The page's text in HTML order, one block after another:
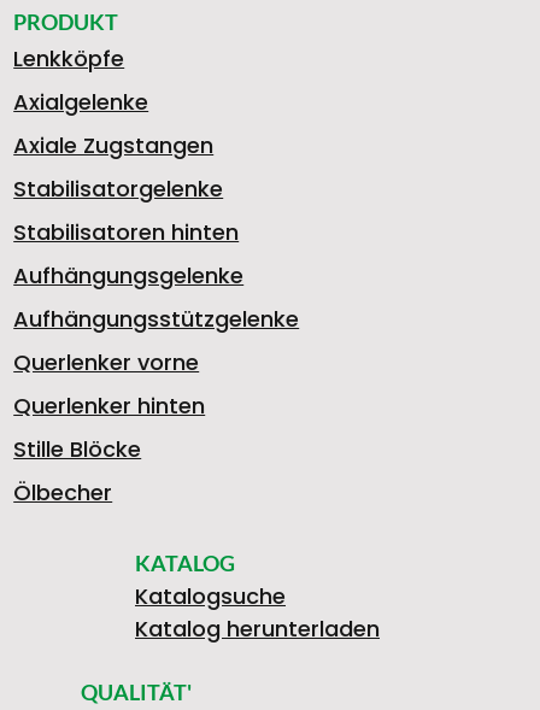
3
9
3
8
PRODUKT
Lenkköpfe
Axialgelenke
Axiale Zugstangen
Stabilisatorgelenke
Stabilisatoren hinten
Aufhängungsgelenke
Aufhängungsstützgelenke
Querlenker vorne
Querlenker hinten
Stille Blöcke
Ölbecher
KATALOG
Katalogsuche
Katalog herunterladen
QUALITÄT'